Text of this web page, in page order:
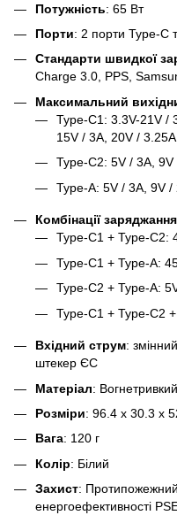
Потужність: 65 Вт
Порти: 2 порти Type-C
Стандарти швидкої
Charge 3.0, PPS,
Максимальний
Type-C1: 3.3V-21V /
15V / 3A, 20V /
Type-C2: 5V / 3A,
Type-A: 5V / 3A, 9V
Комбінації заряджання
Type-C1 + Type-C2:
Type-C1 + Type-A:
Type-C2 + Type-A:
Type-C1 + Type-C2
Вхідний струм:
штекер ЄС
Матеріал:
Розміри: 96.4 x 30.3 x
Вага: 120 г
Колір: Білий
Захист:
енергоефективності